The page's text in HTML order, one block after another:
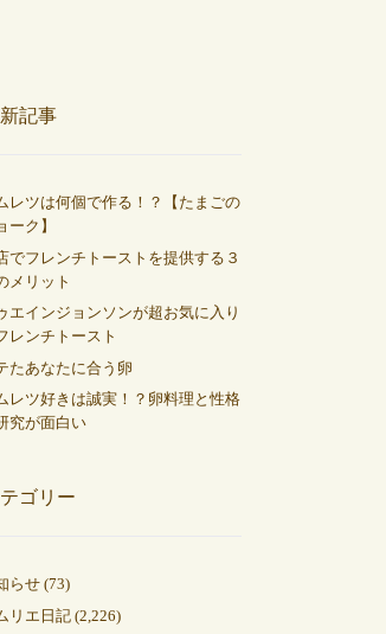
記事
レツは何個で作る！？【たまごの
ーク】
でフレンチトーストを提供する３
メリット
エインジョンソンが超お気に入り
レンチトースト
たあなたに合う卵
レツ好きは誠実！？卵料理と性格
究が面白い
ゴリー
らせ (73)
リエ日記 (2,226)